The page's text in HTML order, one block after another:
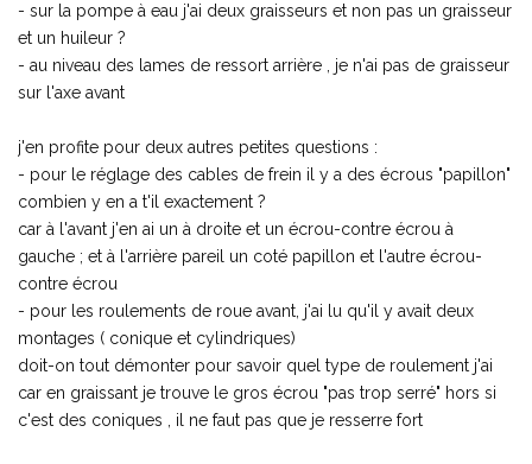
- sur la pompe à eau j'ai deux graisseurs et non pas un graisseur
et un huileur ?
- au niveau des lames de ressort arrière , je n'ai pas de graisseur
sur l'axe avant
j'en profite pour deux autres petites questions :
- pour le réglage des cables de frein il y a des écrous "papillon"
combien y en a t'il exactement ?
car à l'avant j'en ai un à droite et un écrou-contre écrou à
gauche ; et à l'arrière pareil un coté papillon et l'autre écrou-
contre écrou
- pour les roulements de roue avant, j'ai lu qu'il y avait deux
montages ( conique et cylindriques)
doit-on tout démonter pour savoir quel type de roulement j'ai
car en graissant je trouve le gros écrou "pas trop serré" hors si
c'est des coniques , il ne faut pas que je resserre fort